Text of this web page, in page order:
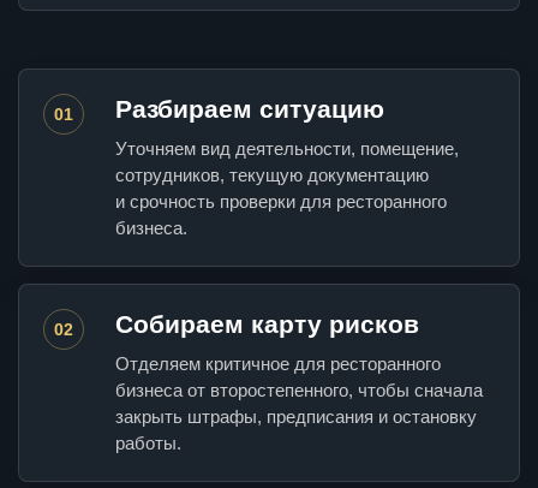
01 Разбираем ситуацию
Уточняем вид деятельности, помещение,
сотрудников, текущую документацию
и срочность проверки для ресторанного
бизнеса.
02 Собираем карту рисков
Отделяем критичное для ресторанного
бизнеса от второстепенного, чтобы сначала
закрыть штрафы, предписания и остановку
работы.